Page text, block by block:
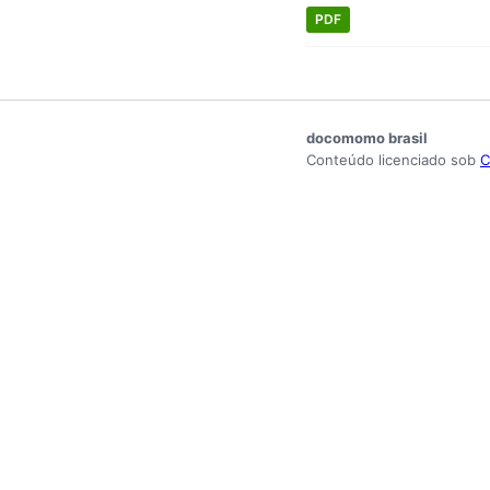
PDF
docomomo brasil
Conteúdo licenciado sob